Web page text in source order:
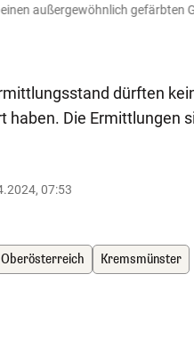
außergewöhnlich gefärbten
dürften
haben. Die Ermittlungen
07:53
Oberösterreich Kremsmünster